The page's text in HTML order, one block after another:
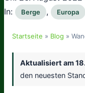
In:
Berge , Europa
Startseite » Blog »
Aktualisiert am
den neuesten